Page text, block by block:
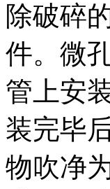
除破碎
件。微
管上安
装完毕
物吹净